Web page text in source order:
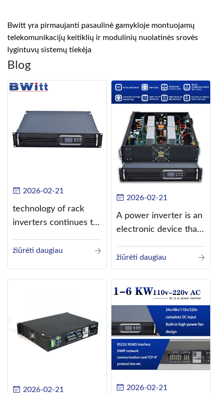
Bwitt yra pirmaujanti pasaulinė gamykloje montuojamų
telekomunikacijų keitiklių ir modulinių nuolatinės srovės
lygintuvų sistemų tiekėja
Blog
2026-02-21
technology of rack
inverters continues to
žiūrėti daugiau
2026-02-21
A power inverter is an
electronic device that
current (DC) into
alternating current
žiūrėti daugiau
2026-02-21 2026-02-21